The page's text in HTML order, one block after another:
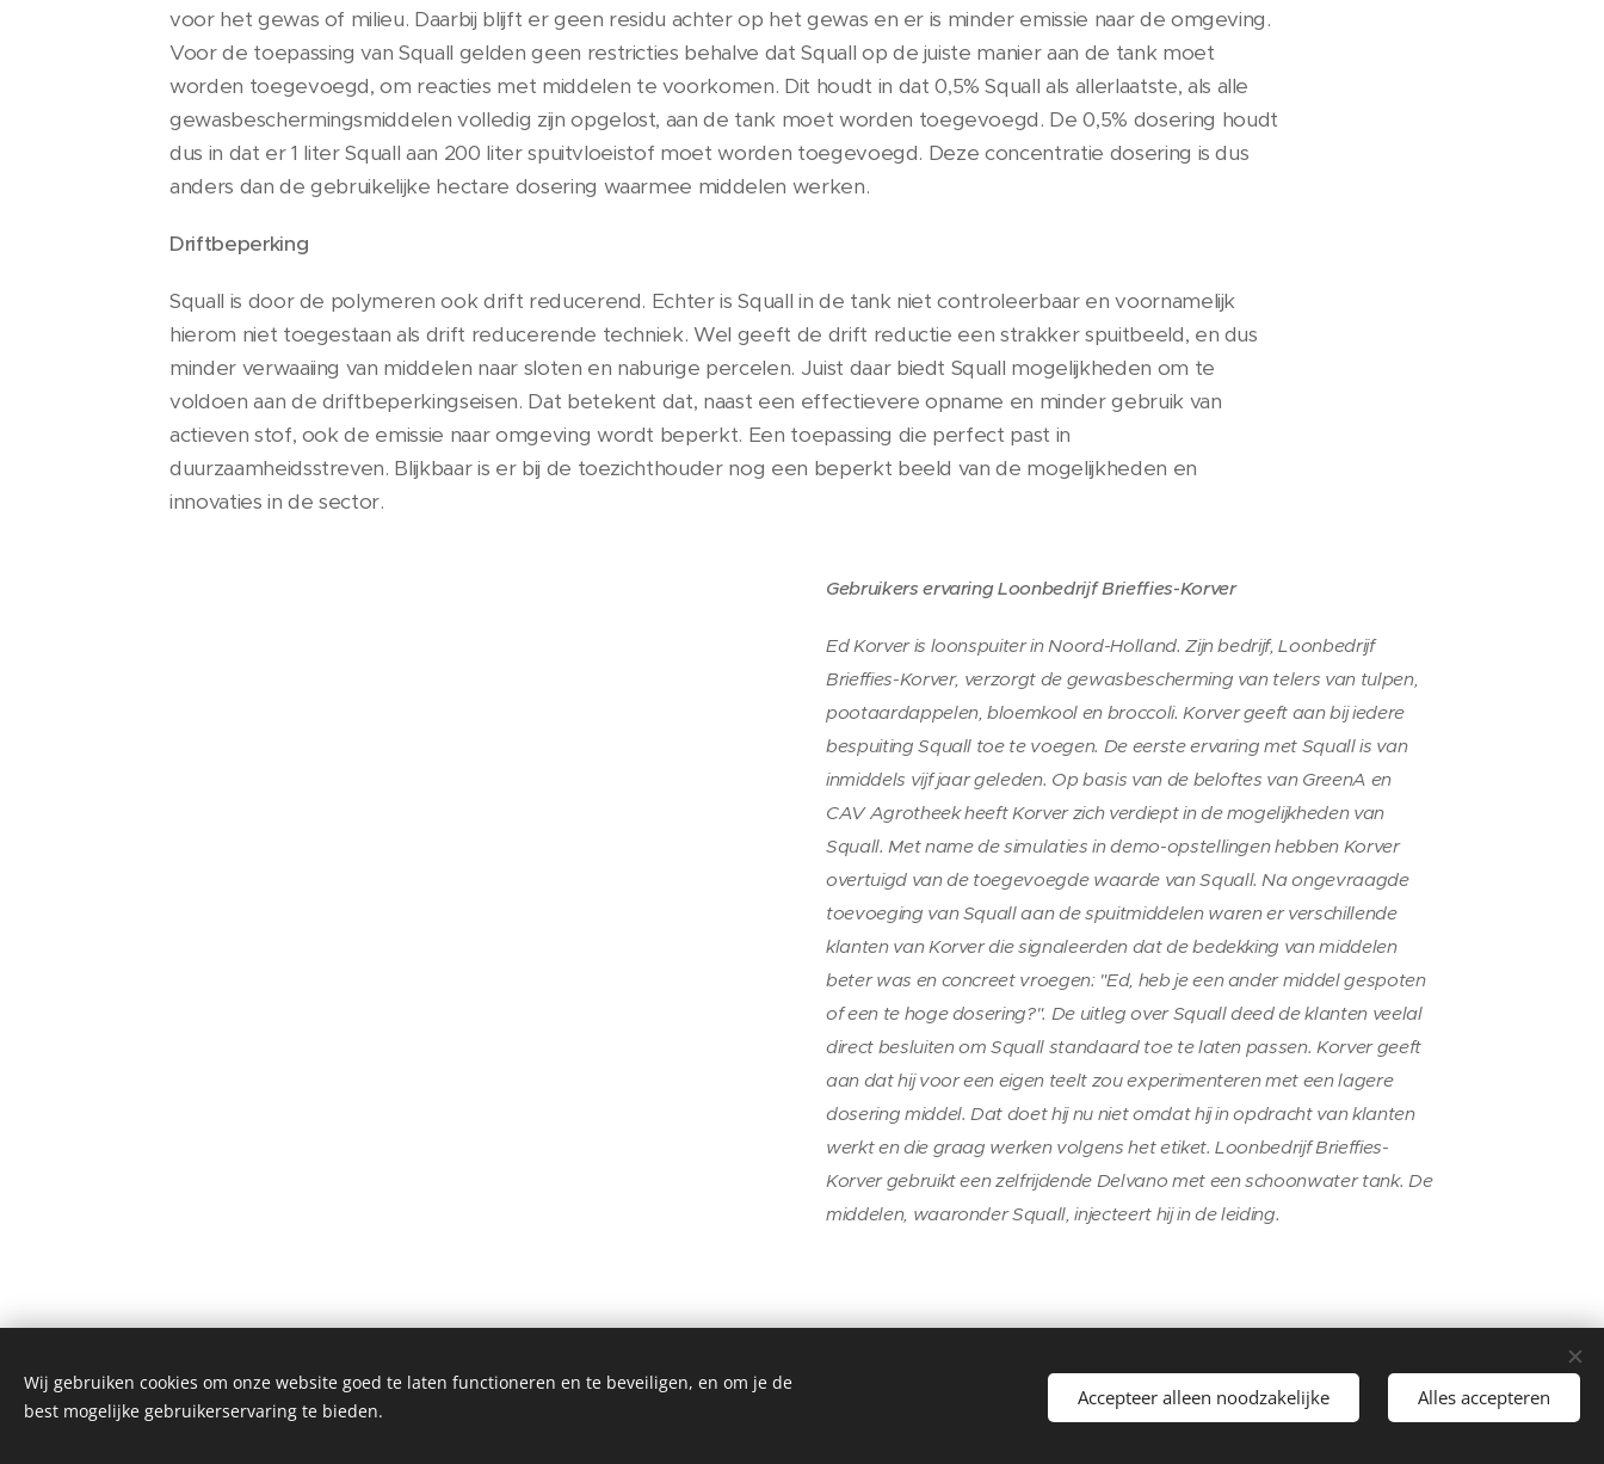
voor het gewas of milieu. Daarbij blijft er geen residu achter op het gewas en er is minder emissie naar de omgeving.
Voor de toepassing van Squall gelden geen restricties behalve dat Squall op de juiste manier aan de tank moet
worden toegevoegd, om reacties met middelen te voorkomen. Dit houdt in dat 0,5% Squall als allerlaatste, als alle
gewasbeschermingsmiddelen volledig zijn opgelost, aan de tank moet worden toegevoegd. De 0,5% dosering houdt
dus in dat er 1 liter Squall aan 200 liter spuitvloeistof moet worden toegevoegd. Deze concentratie dosering is dus
anders dan de gebruikelijke hectare dosering waarmee middelen werken.
Driftbeperking
Squall is door de polymeren ook drift reducerend. Echter is Squall in de tank niet controleerbaar en voornamelijk
hierom niet toegestaan als drift reducerende techniek. Wel geeft de drift reductie een strakker spuitbeeld, en dus
minder verwaaiing van middelen naar sloten en naburige percelen. Juist daar biedt Squall mogelijkheden om te
voldoen aan de driftbeperkingseisen. Dat betekent dat, naast een effectievere opname en minder gebruik van
actieven stof, ook de emissie naar omgeving wordt beperkt. Een toepassing die perfect past in
duurzaamheidsstreven. Blijkbaar is er bij de toezichthouder nog een beperkt beeld van de mogelijkheden en
innovaties in de sector.
Gebruikers ervaring Loonbedrijf Brieffies-Korver
Ed Korver is loonspuiter in Noord-Holland. Zijn bedrijf, Loonbedrijf
Brieffies-Korver, verzorgt de gewasbescherming van telers van tulpen,
pootaardappelen, bloemkool en broccoli. Korver geeft aan bij iedere
bespuiting Squall toe te voegen. De eerste ervaring met Squall is van
inmiddels vijf jaar geleden. Op basis van de beloftes van GreenA en
CAV Agrotheek heeft Korver zich verdiept in de mogelijkheden van
Squall. Met name de simulaties in demo-opstellingen hebben Korver
overtuigd van de toegevoegde waarde van Squall. Na ongevraagde
toevoeging van Squall aan de spuitmiddelen waren er verschillende
klanten van Korver die signaleerden dat de bedekking van middelen
beter was en concreet vroegen: "Ed, heb je een ander middel gespoten
of een te hoge dosering?". De uitleg over Squall deed de klanten veelal
direct besluiten om Squall standaard toe te laten passen. Korver geeft
aan dat hij voor een eigen teelt zou experimenteren met een lagere
dosering middel. Dat doet hij nu niet omdat hij in opdracht van klanten
werkt en die graag werken volgens het etiket. Loonbedrijf Brieffies-
Korver gebruikt een zelfrijdende Delvano met een schoonwater tank. De
middelen, waaronder Squall, injecteert hij in de leiding.
© 2026 Vollegrondsgroente.net Alle rechten voorbehouden.
Wij gebruiken cookies om onze website goed te laten functioneren en te beveiligen, en om je de
best mogelijke gebruikerservaring te bieden.
Accepteer alleen noodzakelijke Alles accepteren